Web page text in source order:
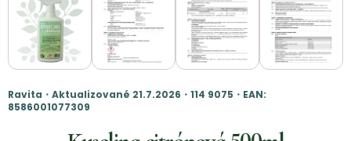
Ravita・Aktualizované 21.7.2026・114 9075・EAN:
8586001077309